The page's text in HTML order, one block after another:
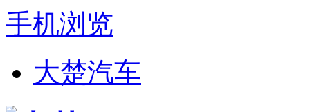
手机浏览
大楚汽车